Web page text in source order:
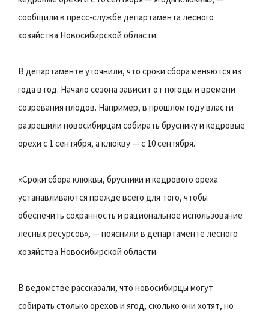
сообщили в пресс-службе департамента лесного
хозяйства Новосибирской области.
В департаменте уточнили, что сроки сбора меняются из
года в год. Начало сезона зависит от погоды и времени
созревания плодов. Например, в прошлом году власти
разрешили новосибирцам собирать бруснику и кедровые
орехи с 1 сентября, а клюкву — с 10 сентября.
«Сроки сбора клюквы, брусники и кедрового ореха
устанавливаются прежде всего для того, чтобы
обеспечить сохранность и рациональное использование
лесных ресурсов», — пояснили в департаменте лесного
хозяйства Новосибирской области.
В ведомстве рассказали, что новосибирцы могут
собирать столько орехов и ягод, сколько они хотят, но